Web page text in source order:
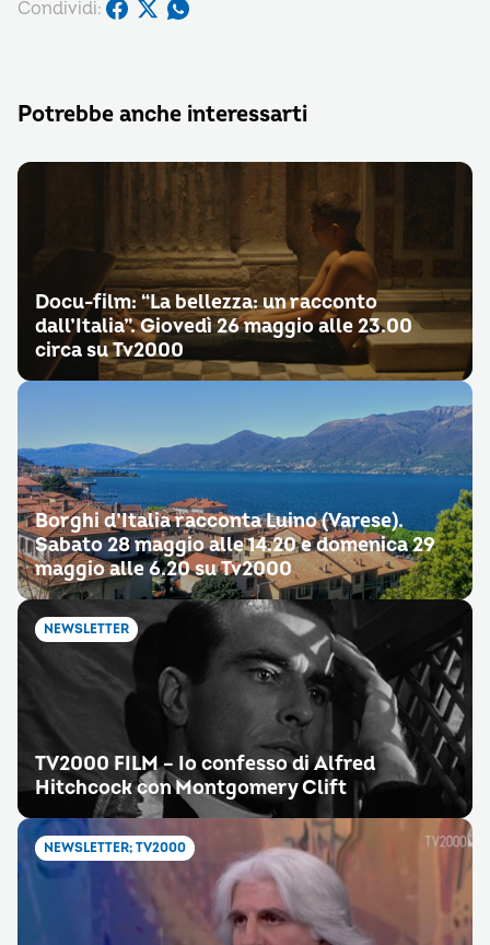
Condividi:
Potrebbe anche interessarti
Docu-film: “La bellezza: un racconto
dall’Italia”. Giovedì 26 maggio alle 23.00
circa su Tv2000
Borghi d’Italia racconta Luino (Varese).
Sabato 28 maggio alle 14.20 e domenica 29
maggio alle 6.20 su Tv2000
NEWSLETTER
TV2000 FILM – Io confesso di Alfred
Hitchcock con Montgomery Clift
NEWSLETTER; TV2000